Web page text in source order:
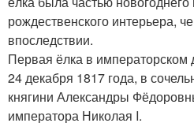
рождественского интерьера,
впоследствии.
Первая ёлка в
24 декабря 1817 года, в
княгини Александры
императора Николая I.